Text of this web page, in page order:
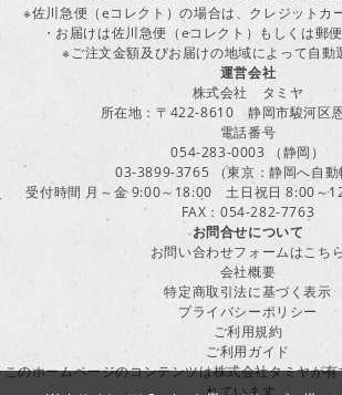
※佐川急便（eコレクト）の場合は、クレジットカ
・お届けは佐川急便（eコレクト）もしくは郵
※ご注文金額及びお届けの地域によって自動
運営会社
株式会社 タミヤ
所在地：〒422-8610 静岡市駿河区
電話番号
054-283-0003 （静岡）
03-3899-3765 （東京：静岡へ自動
受付時間 月～金 9:00～18:00 土日祝日 8:00～
FAX：054-282-7763
お問合せについて
お問い合わせフォームはこちら
会社概要
特定商取引法に基づく表示
プライバシーポリシー
ご利用規約
ご利用ガイド
このホームページのコンテンツは株式会社タミヤが
れています。